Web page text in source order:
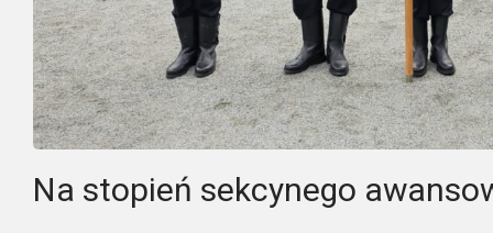
Na stopień sekcynego